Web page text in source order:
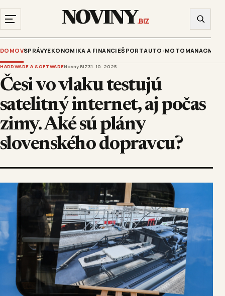
NOVINY.BIZ
DOMOVSPRÁVYEKONOMIKA A FINANCIEŠPORTAUTO-MOTO
HARDWARE A SOFTWARENovny.BIZ31. 10. 2025
Česi vo vlaku testujú
satelitný internet, aj počas
zimy. Aké sú plány
slovenského dopravcu?